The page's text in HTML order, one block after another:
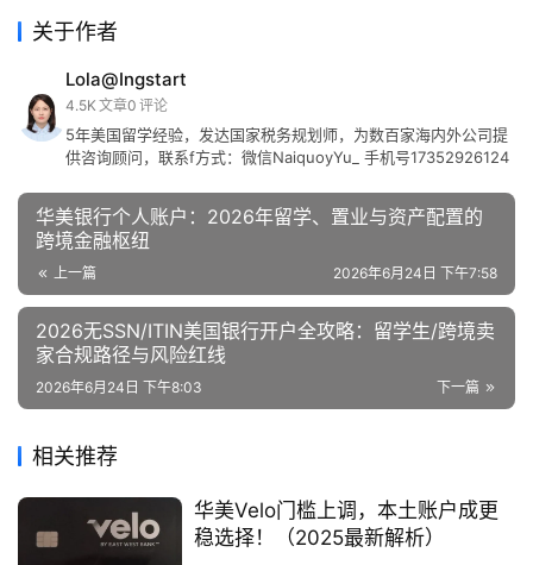
关于作者
Lola@Ingstart
4.5K 文章0 评论
5年美国留学经验，发达国家税务规划师，为数百家海内外公司提
供咨询顾问，联系f方式：微信NaiquoyYu_ 手机号17352926124
华美银行个人账户：2026年留学、置业与资产配置的
跨境金融枢纽
上一篇 2026年6月24日 下午7:58
2026无SSN/ITIN美国银行开户全攻略：留学生/跨境卖
家合规路径与风险红线
下一篇
2026年6月24日 下午8:03
相关推荐
华美Velo门槛上调，本土账户成更
稳选择！（2025最新解析）